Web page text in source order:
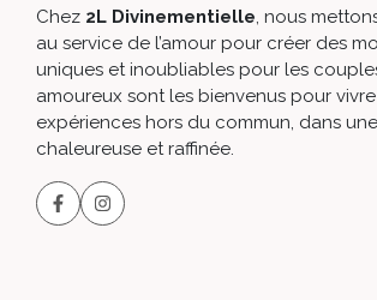
Chez 2L Divinementielle, nous
au service de l’amour pour créer des
uniques et inoubliables pour les
amoureux sont les bienvenus pour
expériences hors du commun, dans
chaleureuse et raffinée.